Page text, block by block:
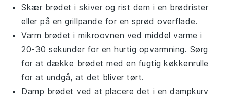
Skær brødet i skiver og rist dem i en brødrister
eller på engrillpande for en sprød overflade.
Varm brødet imikroovnen ved middel varme i
20-30 sekunder for en hurtig opvarmning. Sørg
for at dække brødet med en fugtigkøkkenrulle
for at undgå, at det bliver tørt.
Damp brødet ved at placere det i endampkurv